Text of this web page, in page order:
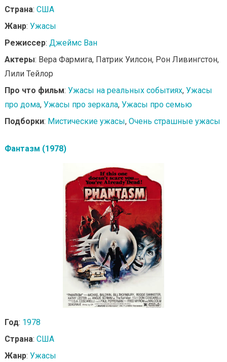
Страна: США
Жанр: Ужасы
Режиссер: Джеймс Ван
Актеры: Вера Фармига, Патрик Уилсон, Рон Ливингстон,
Лили Тейлор
Про что фильм: Ужасы на реальных событиях, Ужасы
про дома, Ужасы про зеркала, Ужасы про семью
Подборки: Мистические ужасы, Очень страшные ужасы
Фантазм (1978)
Год: 1978
Страна: США
Жанр: Ужасы